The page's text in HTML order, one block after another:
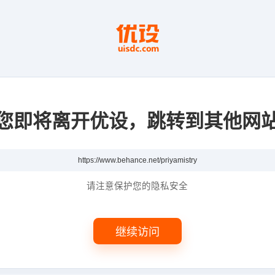
即将离开优设，跳转到其他网
请注意保护您的隐私安全
继续访问